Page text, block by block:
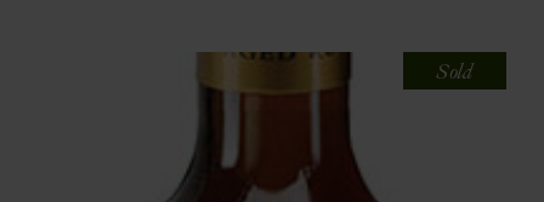
Sold